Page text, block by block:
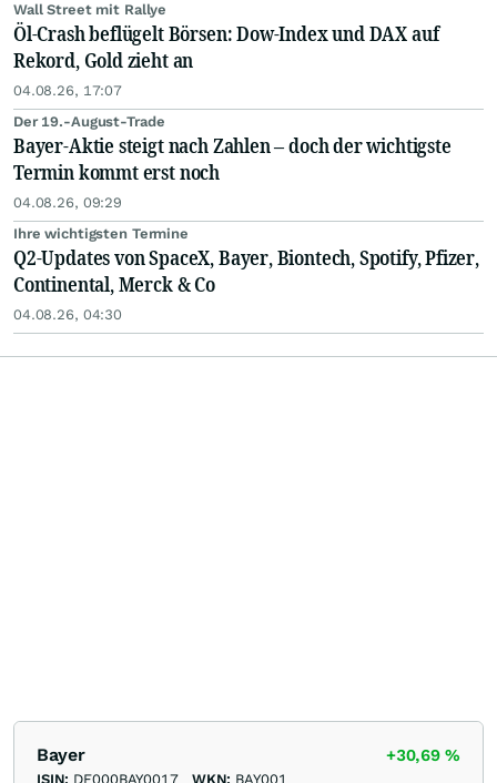
Wall Street mit Rallye
Öl-Crash beflügelt Börsen: Dow-Index und DAX auf
Rekord, Gold zieht an
04.08.26, 17:07
Der 19.-August-Trade
Bayer-Aktie steigt nach Zahlen – doch der wichtigste
Termin kommt erst noch
04.08.26, 09:29
Ihre wichtigsten Termine
Q2-Updates von SpaceX, Bayer, Biontech, Spotify, Pfizer,
Continental, Merck & Co
04.08.26, 04:30
Bayer +30,69%
ISIN: DE000BAY0017 WKN: BAY001